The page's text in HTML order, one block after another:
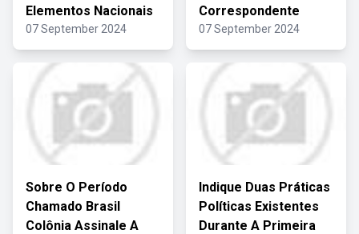
Elementos Nacionais
07 September 2024
Correspondente
07 September 2024
Sobre O Período
Chamado Brasil
Colônia Assinale A
Indique Duas Práticas
Políticas Existentes
Durante A Primeira